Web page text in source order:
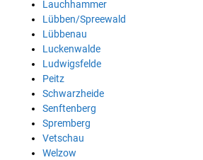
Lauchhammer
Lübben/Spreewald
Lübbenau
Luckenwalde
Ludwigsfelde
Peitz
Schwarzheide
Senftenberg
Spremberg
Vetschau
Welzow